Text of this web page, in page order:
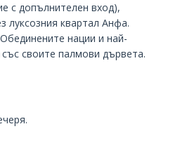
с допълнителен вход),
луксозния квартал Анфа.
нации и най-
своите палмови дървета.